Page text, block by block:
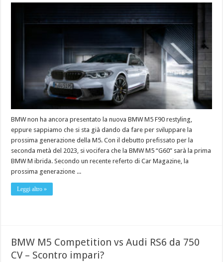
BMW non ha ancora presentato la nuova BMW M5 F90 restyling,
eppure sappiamo che si sta già dando da fare per sviluppare la
prossima generazione della M5. Con il debutto prefissato per la
seconda metà del 2023, si vocifera che la BMW M5 “G60” sarà la prima
BMW M ibrida. Secondo un recente referto di Car Magazine, la
prossima generazione ...
Leggi altro »
BMW M5 Competition vs Audi RS6 da 750
CV – Scontro impari?